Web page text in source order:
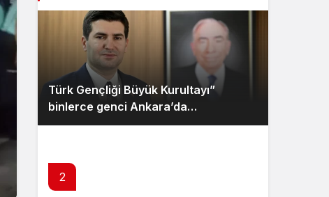
Türk Gençliği Büyük Kurultayı”
binlerce genci Ankara’da
buluşturacak
2